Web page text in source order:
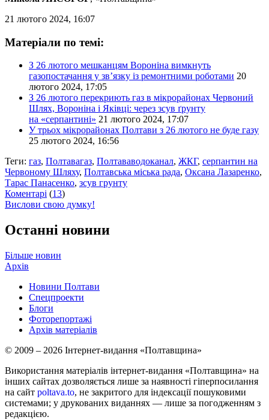
21 лютого 2024, 16:07
Матеріали по темі:
З 26 лютого мешканцям Вороніна вимкнуть
газопостачання у зв’язку із ремонтними роботами 20
лютого 2024, 17:05
З 26 лютого перекриють газ в мікрорайонах Червоний
Шлях, Вороніна і Яківці: через зсув ґрунту
на «серпантині» 21 лютого 2024, 17:07
У трьох мікрорайонах Полтави з 26 лютого не буде газу
25 лютого 2024, 16:56
Теги: газ, Полтавагаз, Полтававодоканал, ЖКГ, серпантин на
Червоному Шляху, Полтавська міська рада, Оксана Лазаренко,
Тарас Панасенко, зсув грунту
Коментарі (13)
Вислови свою думку!
Останні новини
Більше новин
Архів
Новини Полтави
Спецпроекти
Блоги
Фоторепортажі
Архів матеріалів
© 2009 – 2026 Інтернет-видання «Полтавщина»
Використання матеріалів інтернет-видання «Полтавщина» на
інших сайтах дозволяється лише за наявності гіперпосилання
на сайт poltava.to, не закритого для індексації пошуковими
системами; у друкованих виданнях — лише за погодженням з
редакцією.